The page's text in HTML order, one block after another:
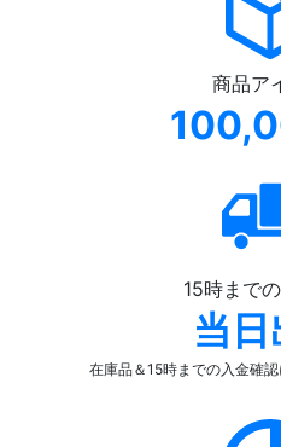
商品ア
15時まで
当
在庫品＆15時までの入金確認